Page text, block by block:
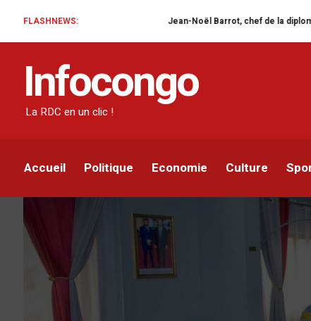
FLASHNEWS: Jean-Noël Barrot, chef de la diplomatie française en
Infocongo
La RDC en un clic !
Accueil Politique Economie Culture
Barrages Mondial
s’active pendant que